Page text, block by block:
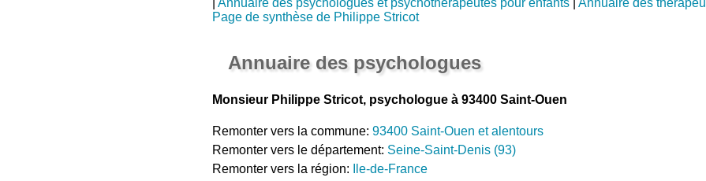
Annuaire des psychologues et psychothérapeutes pour enfants| Annuaire des
Page de synthèse de Philippe Stricot
Annuaire des psychologues
Monsieur Philippe Stricot, psychologue à 93400 Saint-Ouen
Remonter vers la commune: 93400 Saint-Ouen et alentours
Remonter vers le département: Seine-Saint-Denis (93)
Remonter vers la région:
Ile-de-France